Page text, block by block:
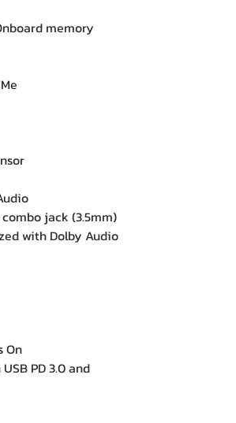
memory
jack (3.5mm)
with Dolby Audio
On
PD 3.0 and